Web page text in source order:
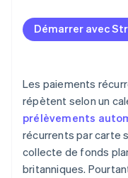
Démarrer avec
Les paiements
répètent selon un
prélèvements
récurrents par carte
collecte de fonds
britanniques.